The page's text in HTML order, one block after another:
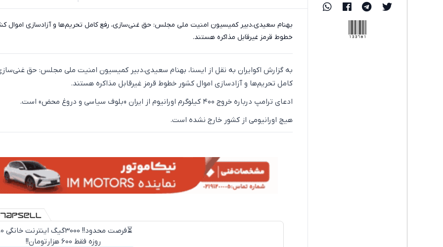
بهنام سعیدی،دبیر کمیسیون امنیت ملی مجلس: حق غنی‌سازی، رفع کامل تحریم‌ها و آزادسازی اموال
خطوط قرمز غیرقابل مذاکره هستند.
به گزارش اکوایران به نقل از ایسنا، بهنام سعیدی،دبیر کمیسیون امنیت ملی مجلس: حق
کامل تحریم‌ها و آزادسازی اموال کشور خطوط قرمز غیرقابل مذاکره هستند.
ادعای ترامپ درباره خروج ۴۰۰ کیلوگرم اورانیوم از ایران «بلوف سیاسی و دروغ محض» است.
هیچ اورانیومی از کشور خارج نشده است.
⏳فرصت
روزه فقط 600 هزارتومان!!